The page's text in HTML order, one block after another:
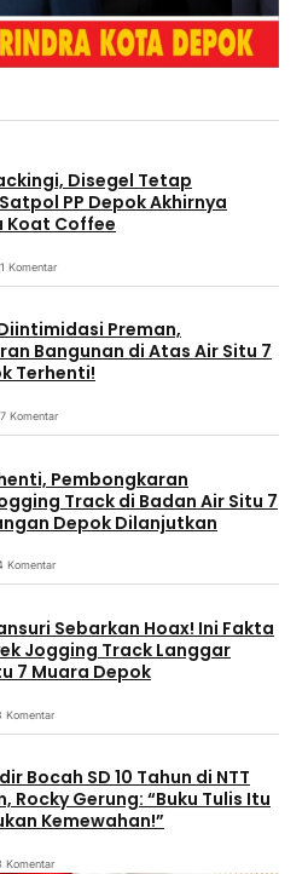
Disegel Tetap
PP Depok Akhirnya
Koat Coffee
Komentar
Preman,
Bangunan di Atas Air Situ 7
Terhenti!
Komentar
Pembongkaran
Track di Badan Air Situ 7
Depok Dilanjutkan
Komentar
Sebarkan Hoax! Ini Fakta
Jogging Track Langgar
7 Muara Depok
Komentar
Bocah SD 10 Tahun di NTT
Rocky Gerung: “Buku Tulis Itu
Kemewahan!”
Komentar